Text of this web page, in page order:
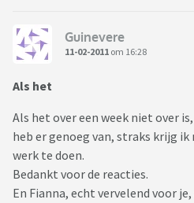
Guinevere
11-02-2011 om 16:28
Als het
Als het over een week niet over
heb er genoeg van, straks krijg
werk te doen.
Bedankt voor de reacties.
En Fianna, echt vervelend voor